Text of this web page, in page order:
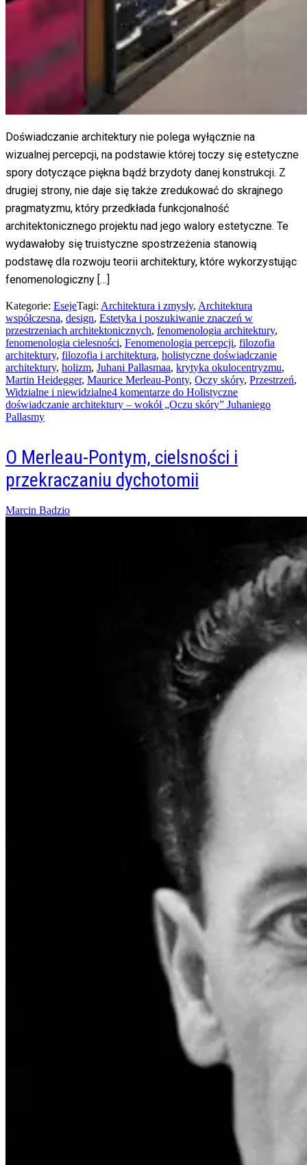
Doświadczanie architektury nie polega wyłącznie na
wizualnej percepcji, na podstawie której toczy się estetyczne
spory dotyczące piękna bądź brzydoty danej konstrukcji. Z
drugiej strony, nie daje się także zredukować do skrajnego
pragmatyzmu, który przedkłada funkcjonalność
architektonicznego projektu nad jego walory estetyczne. Te
wydawałoby się truistyczne spostrzeżenia stanowią
podstawę dla rozwoju teorii architektury, które wykorzystując
fenomenologiczny […]
Kategorie: EsejeTagi: Architektura i zmysły, Architektura
współczesna, design, Estetyka i poszukiwanie znaczeń w
przestrzeniach architektonicznych, fenomenologia architektury,
fenomenologia cielesności, Fenomenologia percepcji, filozofia
architektury, filozofia i architektura, holistyczne doświadczanie
architektury, holizm, Juhani Pallasmaa, krytyka okulocentryzmu,
Martin Heidegger, Maurice Merleau-Ponty, Oczy skóry, Przestrzeń,
Widzialne i niewidzialne4 komentarze do Holistyczne
doświadczanie architektury – wokół „Oczu skóry” Juhaniego
Pallasmy
O Merleau-Pontym, cielsności i
przekraczaniu dychotomii
Posted
Marcin Badzio